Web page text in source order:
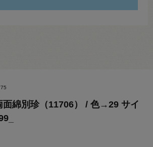
面綿別珍（11706） / 色→29 サイ